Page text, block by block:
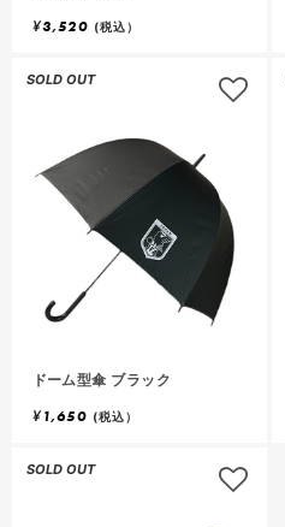
¥3,520 (税込）
SOLD OUT
ドーム型傘 ブラック
¥1,650 (税込）
SOLD OUT